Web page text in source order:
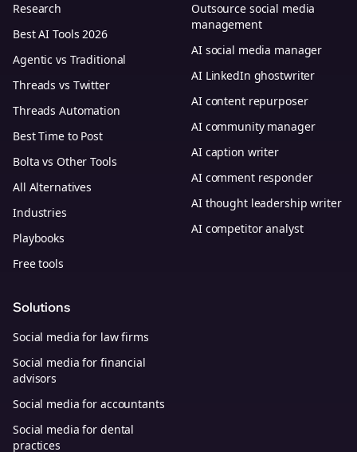
Research
Best AI Tools 2026
Agentic vs Traditional
Threads vs Twitter
Threads Automation
Best Time to Post
Bolta vs Other Tools
All Alternatives
Industries
Playbooks
Free tools
Outsource social media
management
AI social media manager
AI LinkedIn ghostwriter
AI content repurposer
AI community manager
AI caption writer
AI comment responder
AI thought leadership writer
AI competitor analyst
Solutions
Social media for law firms
Social media for financial
advisors
Social media for accountants
Social media for dental
practices